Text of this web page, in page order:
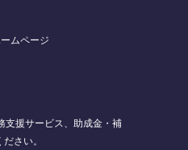
ムページ
支援サービス、助成金・補
さい。